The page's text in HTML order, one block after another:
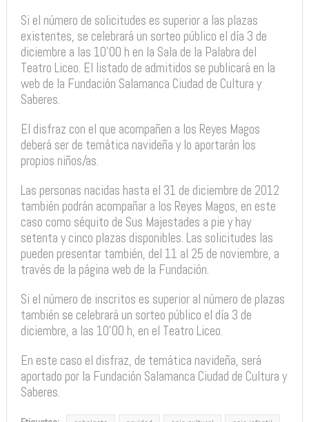
Si el número de solicitudes es superior a las plazas
existentes, se celebrará un sorteo público el día 3 de
diciembre a las 10’00 h en la Sala de la Palabra del
Teatro Liceo. El listado de admitidos se publicará en la
web de la Fundación Salamanca Ciudad de Cultura y
Saberes.
El disfraz con el que acompañen a los Reyes Magos
deberá ser de temática navideña y lo aportarán los
propios niños/as.
Las personas nacidas hasta el 31 de diciembre de 2012
también podrán acompañar a los Reyes Magos, en este
caso como séquito de Sus Majestades a pie y hay
setenta y cinco plazas disponibles. Las solicitudes las
pueden presentar también, del 11 al 25 de noviembre, a
través de la página web de la Fundación.
Si el número de inscritos es superior al número de plazas
también se celebrará un sorteo público el día 3 de
diciembre, a las 10’00 h, en el Teatro Liceo.
En este caso el disfraz, de temática navideña, será
aportado por la Fundación Salamanca Ciudad de Cultura y
Saberes.